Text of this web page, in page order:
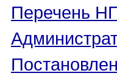
Перечень